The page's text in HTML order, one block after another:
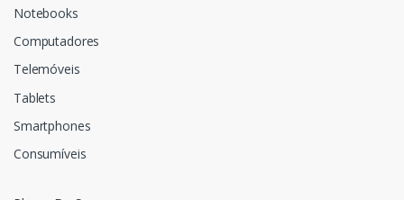
Notebooks
Computadores
Telemóveis
Tablets
Smartphones
Consumíveis